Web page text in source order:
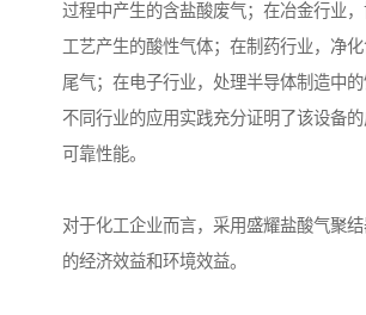
过程中产生的含盐酸废气；在冶金行业
工艺产生的酸性气体；在制药行业，净
尾气；在电子行业，处理半导体制造中的
不同行业的应用实践充分证明了该设备
可靠性能。
对于化工企业而言，采用盛耀盐酸气聚
的经济效益和环境效益。